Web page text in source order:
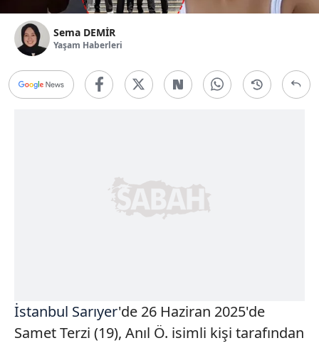
Sema DEMİR
Yaşam Haberleri
İstanbul Sarıyer'de 26 Haziran 2025'de
Samet Terzi (19), Anıl Ö. isimli kişi tarafından